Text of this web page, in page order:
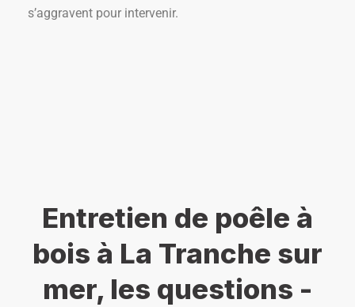
s’aggravent pour intervenir.
Entretien de poêle à
bois à La Tranche sur
mer, les questions -